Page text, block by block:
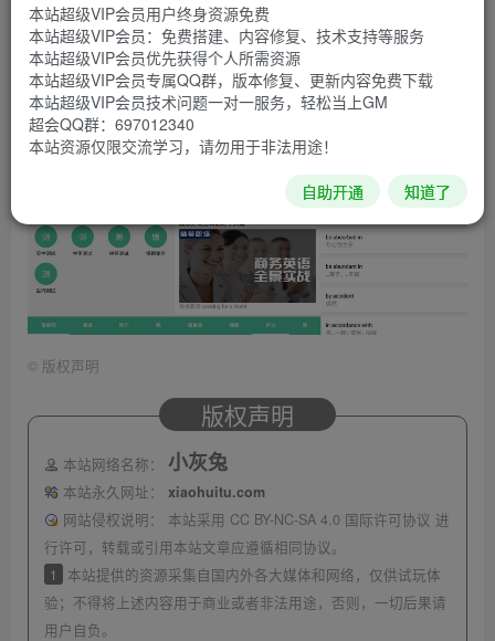
软件截图
© 版权声明
版权声明
本站网络名称： 小灰兔
本站永久网址：
xiaohuitu.com
网站侵权说明：
本站采用 CC BY-NC-SA 4.0 国际许可协议 进
行许可，转载或引用本站文章应遵循相同协议。
1
本站提供的资源采集自国内外各大媒体和网络，仅供试玩体
验；不得将上述内容用于商业或者非法用途，否则，一切后果请
用户自负。
本站超级VIP会员用户终身资源免费
本站超级VIP会员：免费搭建、内容修复、技术支持等服务
本站超级VIP会员优先获得个人所需资源
本站超级VIP会员专属QQ群，版本修复、更新内容免费下载
本站超级VIP会员技术问题一对一服务，轻松当上GM
超会QQ群：697012340
本站资源仅限交流学习，请勿用于非法用途！
自助开通 知道了